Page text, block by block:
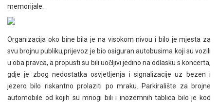
memorijale.
Organizacija oko bine bila je na visokom nivou i bilo je mjesta za
svu brojnu publiku,prijevoz je bio osiguran autobusima koji su vozili
u oba pravca, a propusti su bili uočljivi jedino na odlasku s koncerta,
gdje je zbog nedostatka osvjetljenja i signalizacije uz bezen i
jezero bilo riskantno prolaziti po mraku. Parkiralište za brojne
automobile od kojih su mnogi bili i inozemnih tablica bilo je kod